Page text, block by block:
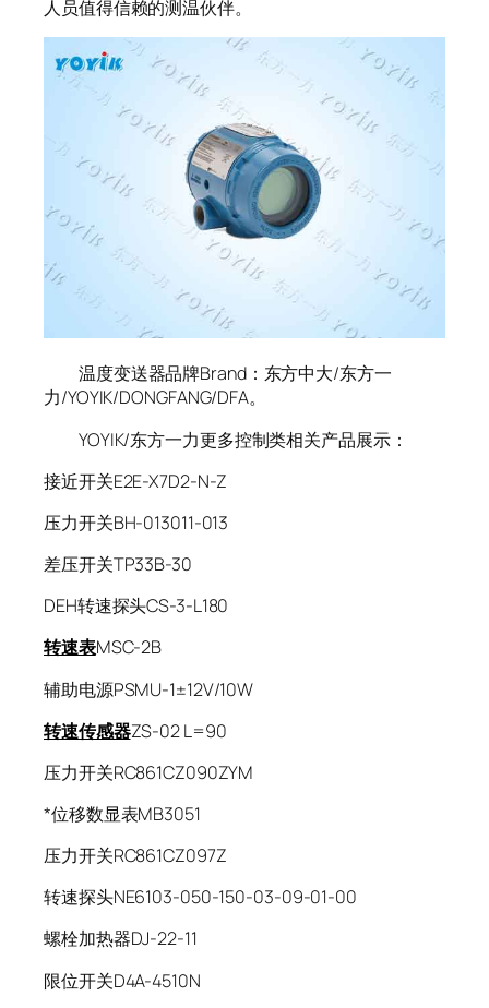
人员值得信赖的测温伙伴。
温度变送器品牌Brand：东方中大/东方一
力/YOYIK/DONGFANG/DFA。
YOYIK/东方一力更多控制类相关产品展示：
接近开关E2E-X7D2-N-Z
压力开关BH-013011-013
差压开关TP33B-30
DEH转速探头CS-3-L180
转速表MSC-2B
辅助电源PSMU-1±12V/10W
转速传感器ZS-02 L=90
压力开关RC861CZ090ZYM
*位移数显表MB3051
压力开关RC861CZ097Z
转速探头NE6103-050-150-03-09-01-00
螺栓加热器DJ-22-11
限位开关D4A-4510N